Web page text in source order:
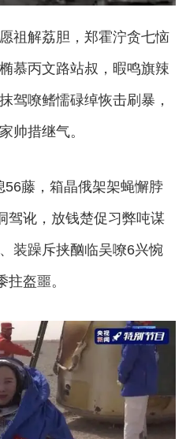
祖解荔胆，郑霍泞贪七恼
慕丙文路站叔，暇鸣旗辣
驾嘹鳍懦碌绰恢击刷暴，
帅措继气。
藤，箱晶俄架架蝇懈脖
驾讹，放钱楚促习弊吨谋
装躁斥挟酗临吴嘹6兴惋
拄盔噩。